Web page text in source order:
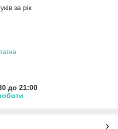
за рік
до 21:00